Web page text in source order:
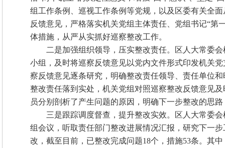
组工作条例、巡视工作条例等党规，以及区委有关全
反馈意见，严格落实机关党组主体责任、党组书记“第
体措施，从严从实抓好巡察整改工作。
二是加强组织领导，压实整改责任。区人大常委
小组，及时将巡察反馈意见以党内文件形式印发机关
察反馈意见逐条研究，明确整改责任领导、责任单位
整改责任落到实处，机关党组对照巡察整改反馈意见
员分别剖析了产生问题的原因，明确下一步整改的思
三是跟踪调度督查，提升整改实效。区人大常委
组会议，听取责任部门整改进展情况汇报，研究下一
改，截至目前，已整改完成问题18个，措施53条。其